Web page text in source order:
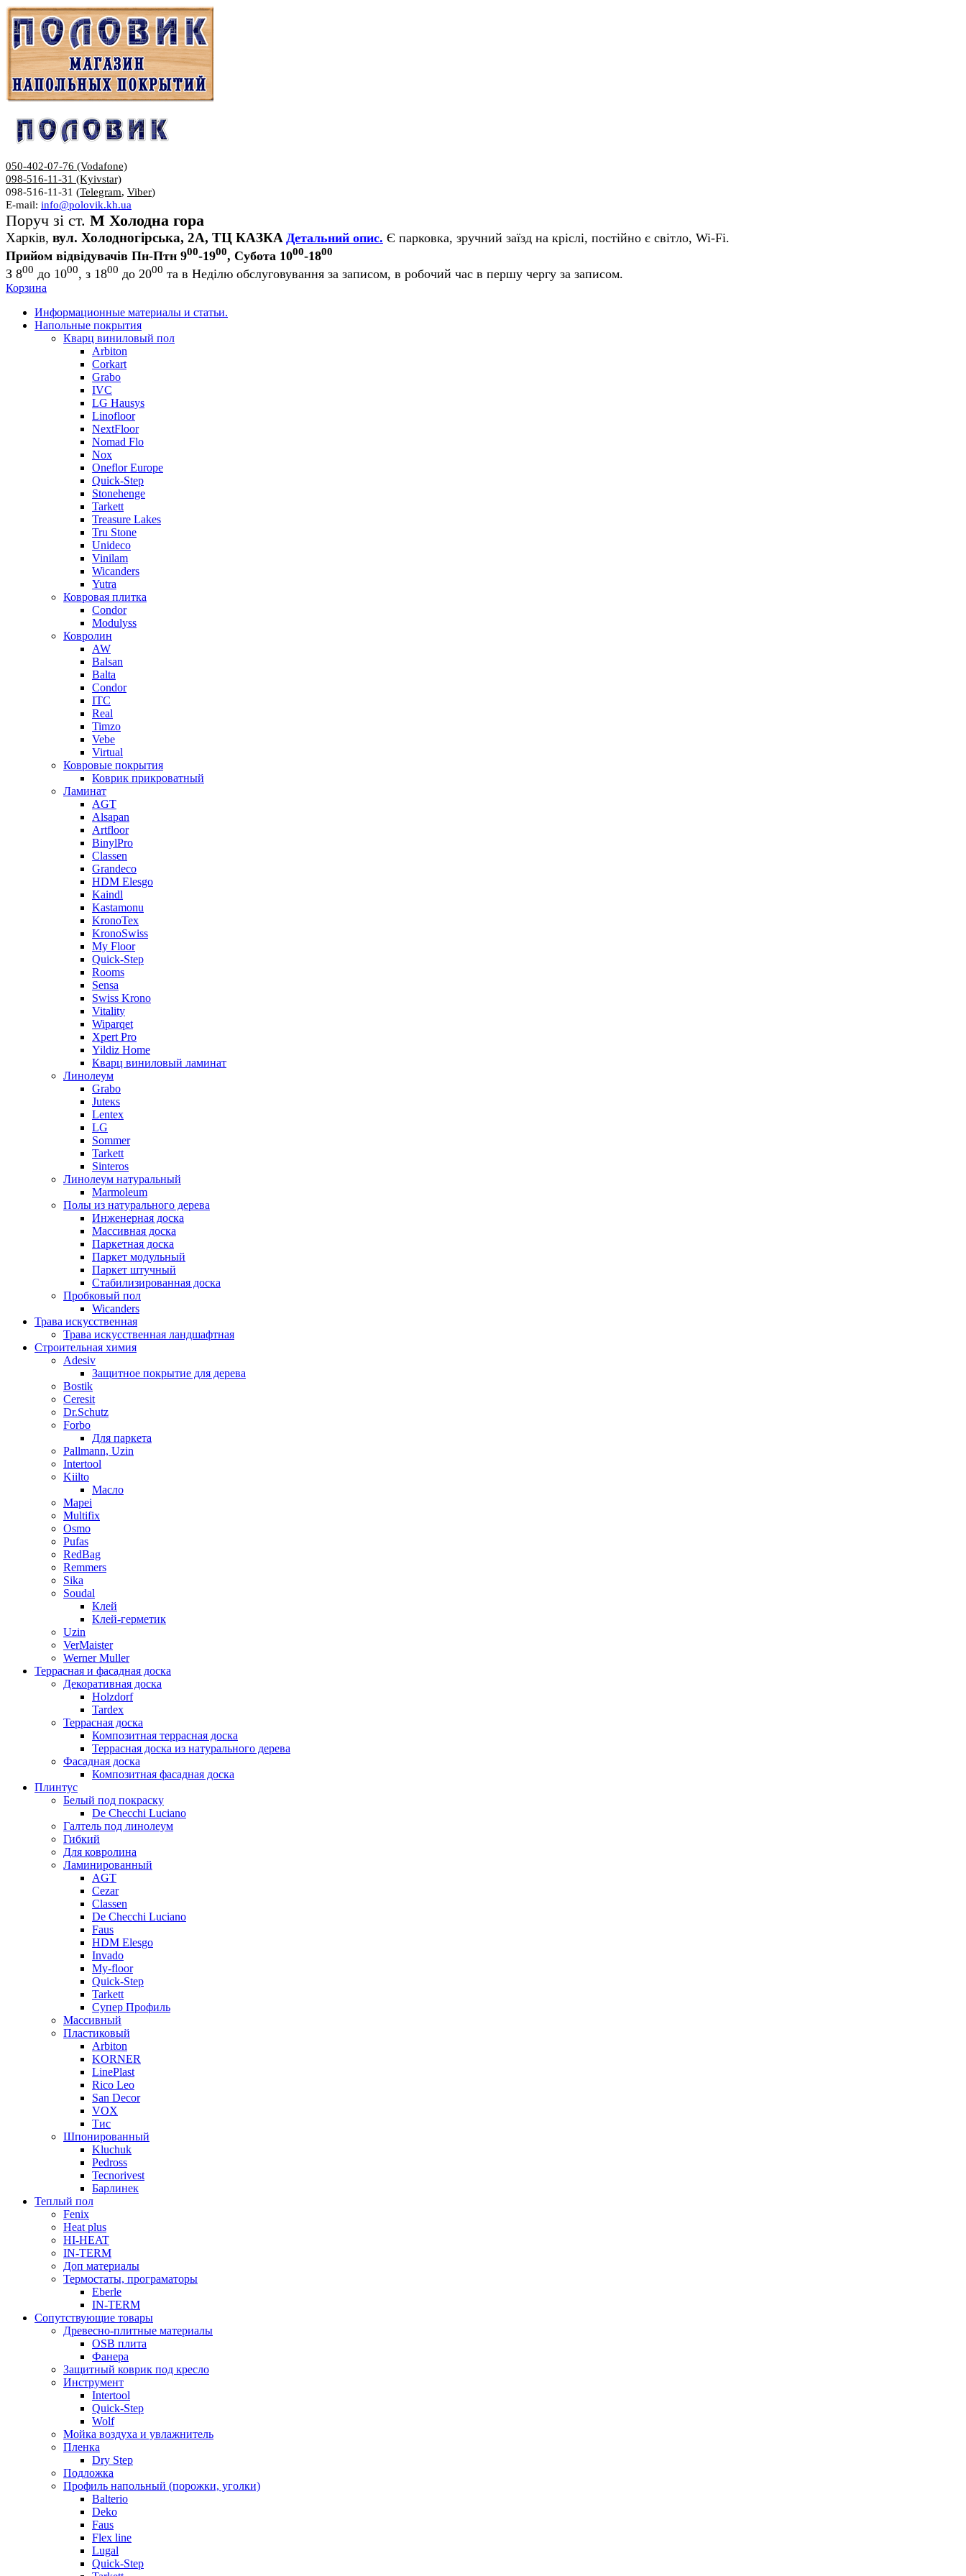
050-402-07-76 (Vodafone)
098-516-11-31 (Kyivstar)
098-516-11-31 (Telegram, Viber)
E-mail: info@polovik.kh.ua
Поруч зі ст. М Холодна гора
Харків, вул. Холодногірська, 2А, ТЦ КАЗКА Детальний опис. Є парковка, зручний заїзд на кріслі, постійно є світло, Wi-Fi.
Прийом відвідувачів Пн-Птн 900-1900, Субота 1000-1800
З 800 до 1000, з 1800 до 2000 та в Неділю обслуговування за записом, в робочий час в першу чергу за записом.
Корзина
Информационные материалы и статьи.
Напольные покрытия
Кварц виниловый пол
Arbiton
Corkart
Grabo
IVC
LG Hausys
Linofloor
NextFloor
Nomad Flo
Nox
Oneflor Europe
Quick-Step
Stonehenge
Tarkett
Treasure Lakes
Tru Stone
Unideco
Vinilam
Wicanders
Yutra
Ковровая плитка
Condor
Modulyss
Ковролин
AW
Balsan
Balta
Condor
ITC
Real
Timzo
Vebe
Virtual
Ковровые покрытия
Коврик прикроватный
Ламинат
AGT
Alsapan
Artfloor
BinylPro
Classen
Grandeco
HDM Elesgo
Kaindl
Kastamonu
KronoTex
KronoSwiss
My Floor
Quick-Step
Rooms
Sensa
Swiss Krono
Vitality
Wiparqet
Xpert Pro
Yildiz Home
Кварц виниловый ламинат
Линолеум
Grabo
Juteкs
Lentex
LG
Sommer
Tarkett
Sinteros
Линолеум натуральный
Marmoleum
Полы из натурального дерева
Инженерная доска
Массивная доска
Паркетная доска
Паркет модульный
Паркет штучный
Стабилизированная доска
Пробковый пол
Wicanders
Трава искусственная
Трава искусственная ландшафтная
Строительная химия
Adesiv
Защитное покрытие для дерева
Bostik
Ceresit
Dr.Schutz
Forbo
Для паркета
Pallmann, Uzin
Intertool
Kiilto
Масло
Mapei
Multifix
Osmo
Pufas
RedBag
Remmers
Sika
Soudal
Клей
Клей-герметик
Uzin
VerMaister
Werner Muller
Террасная и фасадная доска
Декоративная доска
Holzdorf
Tardex
Террасная доска
Композитная террасная доска
Террасная доска из натурального дерева
Фасадная доска
Композитная фасадная доска
Плинтус
Белый под покраску
De Checchi Luciano
Галтель под линолеум
Гибкий
Для ковролина
Ламинированный
AGT
Cezar
Classen
De Checchi Luciano
Faus
HDM Elesgo
Invado
My-floor
Quick-Step
Tarkett
Супер Профиль
Массивный
Пластиковый
Arbiton
KORNER
LinePlast
Rico Leo
San Decor
VOX
Тис
Шпонированный
Kluchuk
Pedross
Tecnorivest
Барлинек
Теплый пол
Fenix
Heat plus
HI-HEAT
IN-TERM
Доп материалы
Термостаты, програматоры
Eberle
IN-TERM
Сопутствующие товары
Древесно-плитные материалы
OSB плита
Фанера
Защитный коврик под кресло
Инструмент
Intertool
Quick-Step
Wolf
Мойка воздуха и увлажнитель
Пленка
Dry Step
Подложка
Профиль напольный (порожки, уголки)
Balterio
Deko
Faus
Flex line
Lugal
Quick-Step